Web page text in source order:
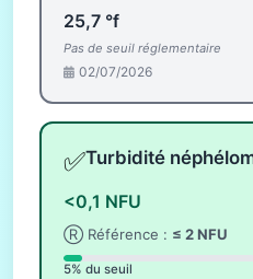
25,7 °f
Pas de seuil réglementaire
02/07/2026
✅Turbidité
<0,1 NFU
Ⓡ Référence : ≤ 2 NFU
5% du seuil